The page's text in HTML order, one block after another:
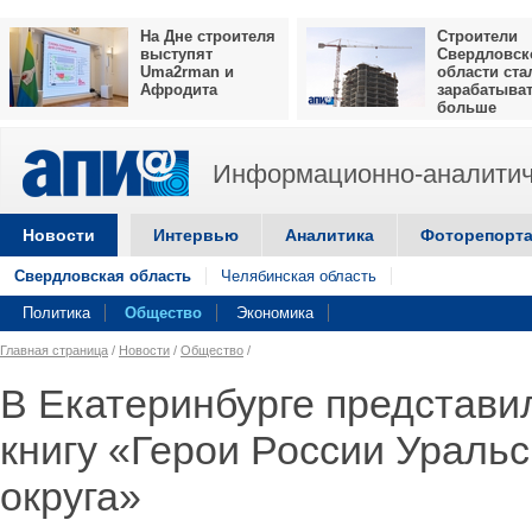
На Дне строителя
выступят
Uma2rman и
Афродита
Строители
области
больше
Информационно-
Новости Интервью Аналитика
Свердловская область Челябинская область
Политика Общество Экономика
Главная страница / Новости / Общество /
В Екатеринбурге
книгу «Герои России
округа»